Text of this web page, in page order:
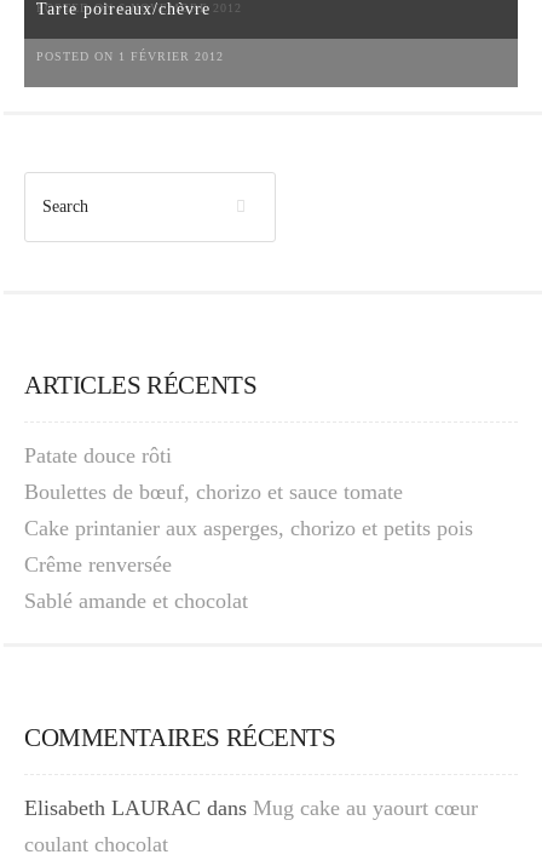
POSTED ON 6 NOVEMBRE 2012
Tarte poireaux/chèvre
POSTED ON 1 FÉVRIER 2012
ARTICLES RÉCENTS
Patate douce rôti
Boulettes de bœuf, chorizo et sauce tomate
Cake printanier aux asperges, chorizo et petits pois
Crême renversée
Sablé amande et chocolat
COMMENTAIRES RÉCENTS
Elisabeth LAURAC dans Mug cake au yaourt cœur
coulant chocolat